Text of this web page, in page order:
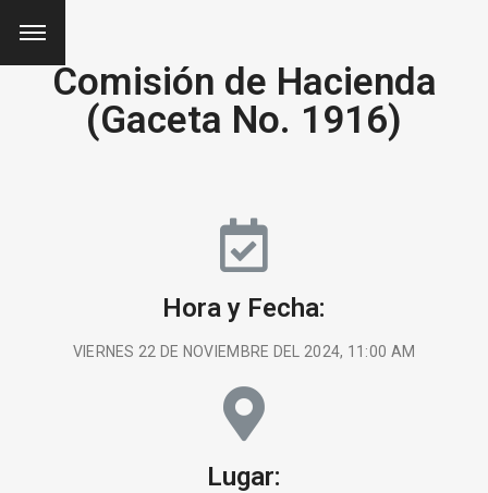
Comisión de Hacienda
(Gaceta No. 1916)
Hora y Fecha:
VIERNES 22 DE NOVIEMBRE DEL 2024, 11:00 AM
Lugar: